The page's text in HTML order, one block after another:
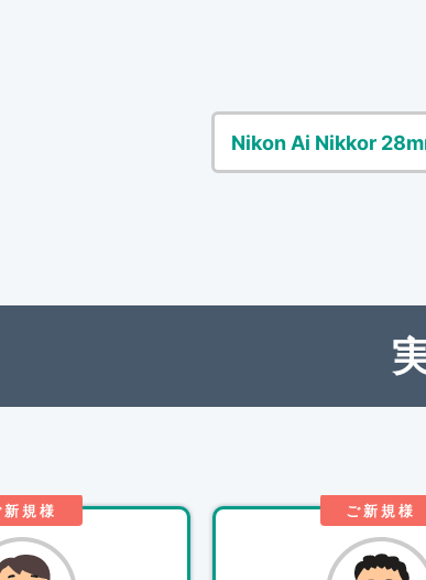
Nikon Ai Nikkor
新規様 ご新規様